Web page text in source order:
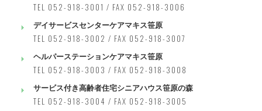
TEL 052-918-3001 / FAX 052-918-3006
デイサービスセンターケアマキス笹原
TEL 052-918-3002 / FAX 052-918-3007
ヘルパーステーションケアマキス笹原
TEL 052-918-3003 / FAX 052-918-3008
サービス付き高齢者住宅シニアハウス笹原の森
TEL 052-918-3004 / FAX 052-918-3005